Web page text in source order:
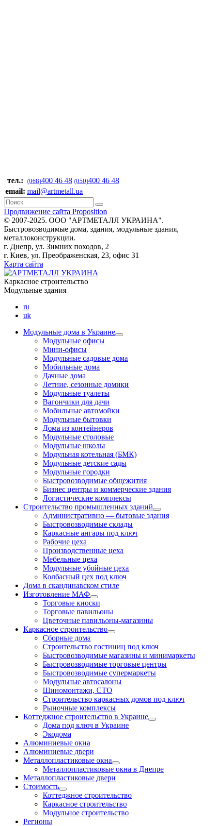
тел.: (068)400 46 48 (050)400 46 48
email: mail@artmetall.ua
Продвижение сайта Proposition
© 2007-2025. ООО "AРТМЕТАЛЛ УКРАИНА".
Быстровозводимые дома, здания, модульные здания,
металлоконструкции.
г. Днепр, ул. Зимних походов, 2
г. Киев, ул. Преображенская, 23, офис 31
Карта сайта
Каркасное строительство
Модульные здания
ru
uk
Модульные дома в Украине
Модульные офисы
Мини-офисы
Модульные садовые дома
Мобильные дома
Дачные дома
Летние, сезонные домики
Модульные туалеты
Вагончики для дачи
Мобильные автомойки
Модульные бытовки
Дома из контейнеров
Модульные столовые
Модульные школы
Модульная котельная (БМК)
Модульные детские сады
Модульные городки
Быстровозводимые общежития
Бизнес центры и коммерческие здания
Логистические комплексы
Строительство промышленных зданий
Административно — бытовые здания
Быстровозводимые склады
Каркасные ангары под ключ
Рабочие цеха
Производственные цеха
Мебельные цеха
Модульные убойные цеха
Колбасный цех под ключ
Дома в скандинавском стиле
Изготовление МАФ
Торговые киоски
Торговые павильоны
Цветочные павильоны-магазины
Каркасное строительство
Сборные дома
Строительство гостиниц под ключ
Быстровозводимые магазины и минимаркеты
Быстровозводимые торговые центры
Быстровозводимые супермаркеты
Модульные автосалоны
Шиномонтажи, СТО
Строительство каркасных домов под ключ
Рыночные комплексы
Коттеджное строительство в Украине
Дома под ключ в Украине
Экодома
Алюминиевые окна
Алюминиевые двери
Металлопластиковые окна
Металлопластиковые окна в Днепре
Металлопластиковые двери
Стоимость
Коттеджное строительство
Каркасное строительство
Модульное строительство
Регионы